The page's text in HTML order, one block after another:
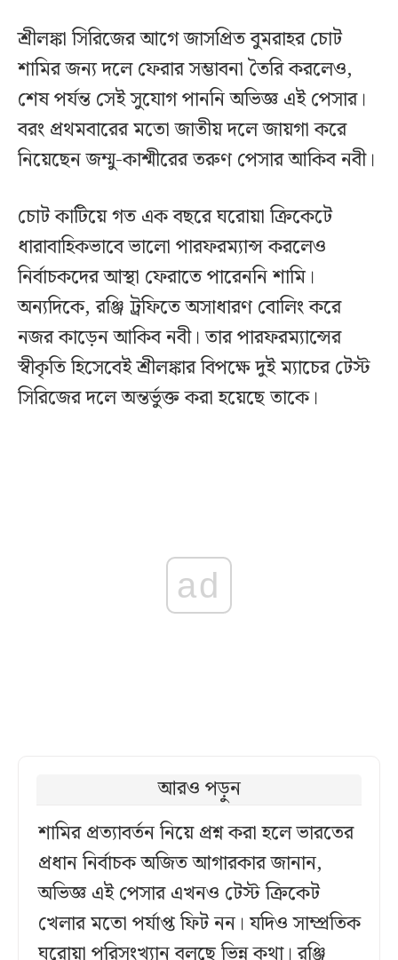
শ্রীলঙ্কা সিরিজের আগে জাসপ্রিত বুমরাহর চোট
শামির জন্য দলে ফেরার সম্ভাবনা তৈরি করলেও,
শেষ পর্যন্ত সেই সুযোগ পাননি অভিজ্ঞ এই পেসার।
বরং প্রথমবারের মতো জাতীয় দলে জায়গা করে
নিয়েছেন জম্মু-কাশ্মীরের তরুণ পেসার আকিব নবী।
চোট কাটিয়ে গত এক বছরে ঘরোয়া ক্রিকেটে
ধারাবাহিকভাবে ভালো পারফরম্যান্স করলেও
নির্বাচকদের আস্থা ফেরাতে পারেননি শামি।
অন্যদিকে, রঞ্জি ট্রফিতে অসাধারণ বোলিং করে
নজর কাড়েন আকিব নবী। তার পারফরম্যান্সের
স্বীকৃতি হিসেবেই শ্রীলঙ্কার বিপক্ষে দুই ম্যাচের টেস্ট
সিরিজের দলে অন্তর্ভুক্ত করা হয়েছে তাকে।
ad
আরও পড়ুন
শামির প্রত্যাবর্তন নিয়ে প্রশ্ন করা হলে ভারতের
প্রধান নির্বাচক অজিত আগারকার জানান,
অভিজ্ঞ এই পেসার এখনও টেস্ট ক্রিকেট
খেলার মতো পর্যাপ্ত ফিট নন। যদিও সাম্প্রতিক